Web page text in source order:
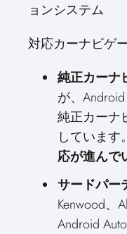
ョンシステム
対応カーナビゲ
純正カーナ
が、
純正カーナ
しています。
応が進んで
サードパー
Kenwood、
Android